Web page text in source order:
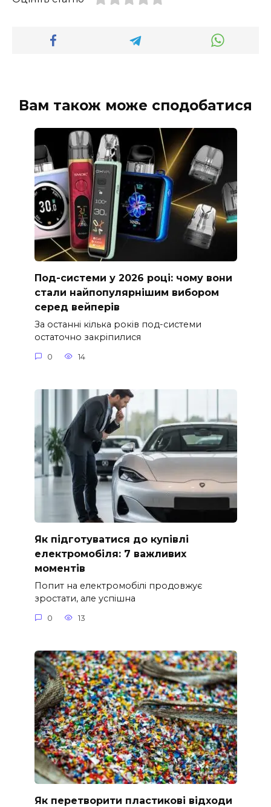
Вам також може сподобатися
Под-системи у 2026 році: чому вони
стали найпопулярнішим вибором
серед вейперів
За останні кілька років под-системи
остаточно закріпилися
0 14
Як підготуватися до купівлі
електромобіля: 7 важливих
моментів
Попит на електромобілі продовжує
зростати, але успішна
0 13
Як перетворити пластикові відходи